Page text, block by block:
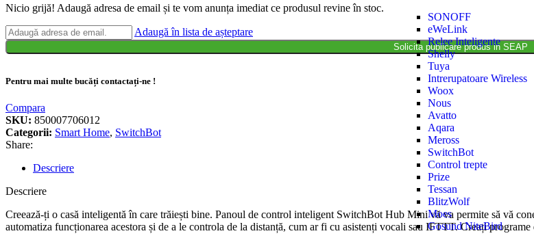
SONOFF
eWeLink
Relee Inteligente
Shelly
Tuya
Intrerupatoare Wireless
Woox
Nous
Avatto
Aqara
Meross
SwitchBot
Control trepte
Prize
Tessan
BlitzWolf
Moes
Gosund NiteBird
Nicio grijă! Adaugă adresa de email și te vom anunța imediat ce produsul revine în stoc.
Adaugă în lista de așteptare
Solicita publicare produs in SEAP
Pentru mai multe bucăți contactați-ne !
Compara
SKU: 850007706012
Categorii: Smart Home, SwitchBot
Share:
Descriere
Descriere
Creează-ți o casă inteligentă în care trăiești bine. Panoul de control inteligent SwitchBot Hub Mini vă va permite să vă
automatiza funcționarea acestora și de a le controla de la distanță, cum ar fi cu asistenți vocali sau IFTTT. Creați